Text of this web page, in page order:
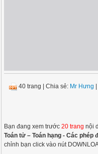
40 trang |Chia sẻ: Mr Hưng
Bạn đang xem trước20 trang nội
Toán tử – Toán hạng - Các phép
chỉnh bạn click vào nút